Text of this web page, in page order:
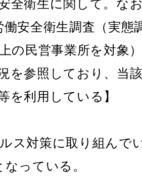
全衛生に関して。な
働安全衛生調査（実態
の民営事業所を対象
を参照しており、当
を利用している】
ス対策に取り組んで
っている。